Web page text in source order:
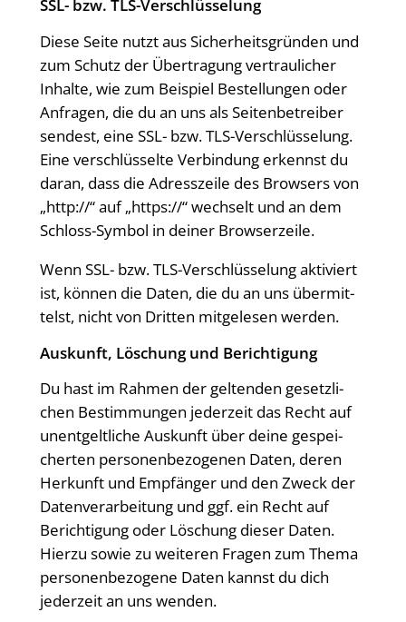
SSL- bzw. TLS-Verschlüsselung
Die­se Sei­te nutzt aus Sicher­heits­grün­den und
zum Schutz der Über­tra­gung ver­trau­li­cher
Inhal­te, wie zum Bei­spiel Bestel­lun­gen oder
Anfra­gen, die du an uns als Sei­ten­be­trei­ber
sen­dest, eine SSL- bzw. TLS-Ver­schlüs­se­lung.
Eine ver­schlüs­sel­te Ver­bin­dung erkennst du
dar­an, dass die Adress­zei­le des Brow­sers von
„http://“ auf „https://“ wech­selt und an dem
Schloss-Sym­bol in dei­ner Browserzeile.
Wenn SSL- bzw. TLS-Ver­schlüs­se­lung akti­viert
ist, kön­nen die Daten, die du an uns über­mit­
telst, nicht von Drit­ten mit­ge­le­sen werden.
Aus­kunft, Löschung und Berichtigung
Du hast im Rah­men der gel­ten­den gesetz­li­
chen Bestim­mun­gen jeder­zeit das Recht auf
unent­gelt­li­che Aus­kunft über dei­ne gespei­
cher­ten per­so­nen­be­zo­ge­nen Daten, deren
Her­kunft und Emp­fän­ger und den Zweck der
Daten­ver­ar­bei­tung und ggf. ein Recht auf
Berich­ti­gung oder Löschung die­ser Daten.
Hier­zu sowie zu wei­te­ren Fra­gen zum The­ma
per­so­nen­be­zo­ge­ne Daten kannst du dich
jeder­zeit an uns wenden.